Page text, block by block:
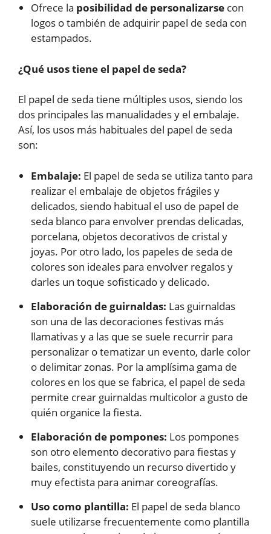
Ofrece la posibilidad de personalizarse con
logos o también de adquirir papel de seda con
estampados.
¿Qué usos tiene el papel de seda?
El papel de seda tiene múltiples usos, siendo los
dos principales las manualidades y el embalaje.
Así, los usos más habituales del papel de seda
son:
Embalaje: El papel de seda se utiliza tanto para
realizar el embalaje de objetos frágiles y
delicados, siendo habitual el uso de papel de
seda blanco para envolver prendas delicadas,
porcelana, objetos decorativos de cristal y
joyas. Por otro lado, los papeles de seda de
colores son ideales para envolver regalos y
darles un toque sofisticado y delicado.
Elaboración de guirnaldas: Las guirnaldas
son una de las decoraciones festivas más
llamativas y a las que se suele recurrir para
personalizar o tematizar un evento, darle color
o delimitar zonas. Por la amplísima gama de
colores en los que se fabrica, el papel de seda
permite crear guirnaldas multicolor a gusto de
quién organice la fiesta.
Elaboración de pompones: Los pompones
son otro elemento decorativo para fiestas y
bailes, constituyendo un recurso divertido y
muy efectista para animar coreografías.
Uso como plantilla: El papel de seda blanco
suele utilizarse frecuentemente como plantilla